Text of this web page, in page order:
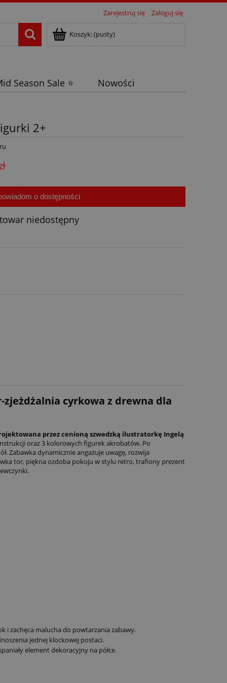
Zarejestruj się Zaloguj się
Koszyk:(pusty)
Season Sale ⭐ Nowości
2+
o dostępności
towar niedostępny
cyrkowa z drewna dla
przez cenioną szwedzką ilustratorkę Ingelą
oraz 3 kolorowych figurek akrobatów. Po
Zabawka dynamicznie angażuje uwagę, rozwija
tor, piękna ozdoba pokoju w stylu retro, trafiony prezent
i zachęca malucha do powtarzania zabawy.
jednej klockowej postaci.
element dekoracyjny na półce.